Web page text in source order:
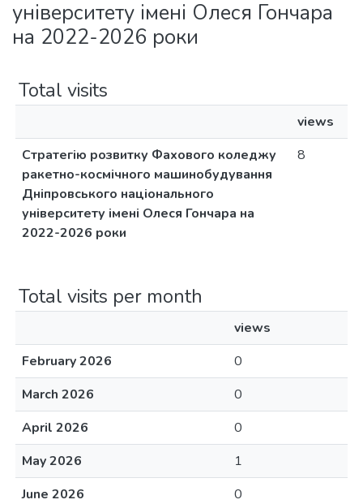
університету імені Олеся Гончара
на 2022-2026 роки
Total visits
views
Стратегію розвитку Фахового коледжу
ракетно-космічного машинобудування
Дніпровського національного
університету імені Олеся Гончара на
2022-2026 роки
8
Total visits per month
views
February 2026
0
March 2026
0
April 2026
0
May 2026
1
June 2026
0